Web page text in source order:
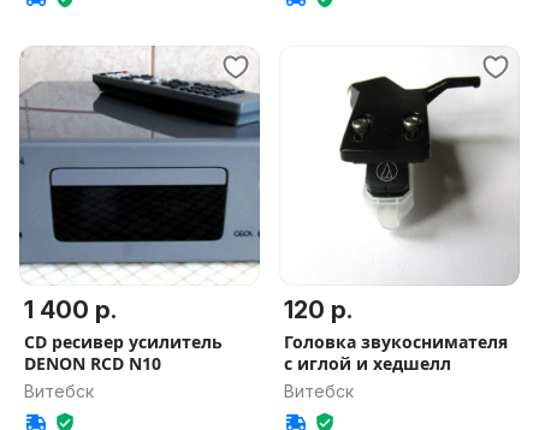
1 400 р.
CD ресивер усилитель
DENON RCD N10
Витебск
120 р.
Головка звукоснимателя
с иглой и хедшелл
Витебск